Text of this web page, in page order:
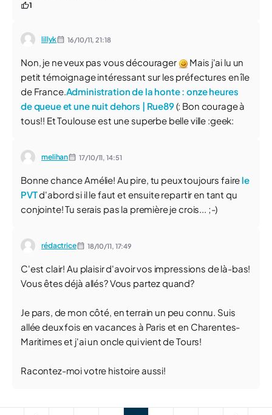
1
lillyk 16/10/11,21:18
Non, je ne veux pas vous décourager
Mais j'ai lu un
petit témoignage intéressant sur les préfectures en île
de France.Administration de la honte : onze heures
de queue et une nuit dehors | Rue89(: Bon courage à
tous!! Et Toulouse est une superbe belle ville :geek:
melihan 17/10/11,14:51
Bonne chance Amélie! Au pire, tu peux toujours faire le
PVTd'abord si il le faut et ensuite repartir en tant qu
conjointe! Tu serais pas la première je crois... ;-)
rédactrice 18/10/11, 17:49
C'est clair! Au plaisir d'avoir vos impressions de là-bas!
Vous êtes déjà allés? Vous partez quand?
Je pars, de mon côté, en terrain un peu connu. Suis
allée deux fois en vacances à Paris et en Charentes-
Maritimes et j'ai un oncle qui vient de Tours!
Racontez-moi votre histoire aussi!